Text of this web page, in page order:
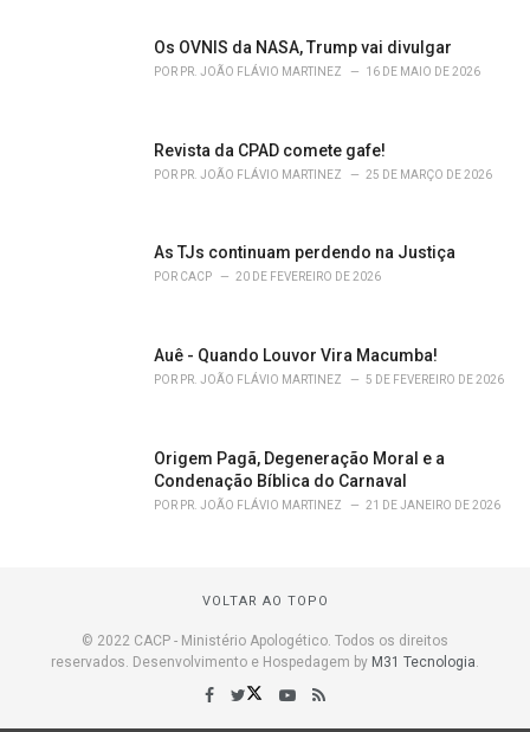
Os OVNIS da NASA, Trump vai divulgar
POR PR. JOÃO FLÁVIO MARTINEZ 16 DE MAIO DE 2026
Revista da CPAD comete gafe!
POR PR. JOÃO FLÁVIO MARTINEZ 25 DE MARÇO DE 2026
As TJs continuam perdendo na Justiça
POR CACP 20 DE FEVEREIRO DE 2026
Auê - Quando Louvor Vira Macumba!
POR PR. JOÃO FLÁVIO MARTINEZ 5 DE FEVEREIRO DE 2026
Origem Pagã, Degeneração Moral e a
Condenação Bíblica do Carnaval
POR PR. JOÃO FLÁVIO MARTINEZ 21 DE JANEIRO DE 2026
VOLTAR AO TOPO
© 2022 CACP - Ministério Apologético. Todos os direitos
reservados. Desenvolvimento e Hospedagem by M31 Tecnologia.